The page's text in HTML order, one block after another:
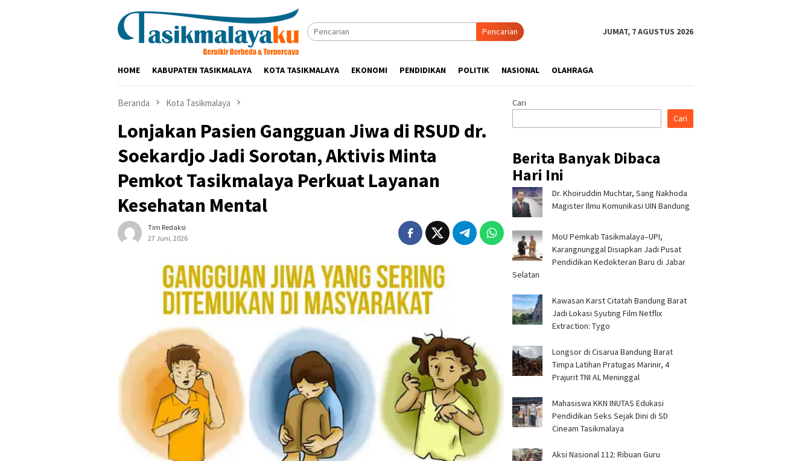
Pencarian JUMAT, 7 AGUSTUS 2026
HOME KABUPATEN TASIKMALAYA KOTA TASIKMALAYA EKONOMI PENDIDIKAN POLITIK NASIONAL OLAHRAGA
Beranda Kota Tasikmalaya
Lonjakan Pasien Gangguan Jiwa di RSUD dr.
Soekardjo Jadi Sorotan, Aktivis Minta
Pemkot Tasikmalaya Perkuat Layanan
Kesehatan Mental
Tim Redaksi
27 Juni, 2026
Cari
Cari
Berita Banyak Dibaca
Hari Ini
Dr. Khoiruddin Muchtar, Sang Nakhoda
Magister Ilmu Komunikasi UIN Bandung
MoU Pemkab Tasikmalaya–UPI,
Karangnunggal Disiapkan Jadi Pusat
Pendidikan Kedokteran Baru di Jabar
Selatan
Kawasan Karst Citatah Bandung Barat
Jadi Lokasi Syuting Film Netflix
Extraction: Tygo
Longsor di Cisarua Bandung Barat
Timpa Latihan Pra­tugas Marinir, 4
Prajurit TNI AL Meninggal
Mahasiswa KKN INUTAS Edukasi
Pendidikan Seks Sejak Dini di SD
Cineam Tasikmalaya
Aksi Nasional 112: Ribuan Guru